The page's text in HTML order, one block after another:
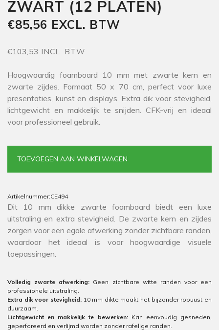
ZWART (12 PLATEN)
€85,56 EXCL. BTW
€103,53 INCL. BTW
Hoogwaardig foamboard 10 mm met zwarte kern en
zwarte zijdes. Formaat 50 x 70 cm, perfect voor luxe
presentaties, kunst en displays. Extra dik voor stevigheid,
lichtgewicht en makkelijk te snijden. CFK-vrij en ideaal
voor professioneel gebruik.
TOEVOEGEN AAN WINKELWAGEN
Artikelnummer:CE494
Dit 10 mm dikke zwarte foamboard biedt een luxe
uitstraling en extra stevigheid. De zwarte kern en zijdes
zorgen voor een egale afwerking zonder zichtbare randen,
waardoor het ideaal is voor hoogwaardige visuele
toepassingen.
Volledig zwarte afwerking: Geen zichtbare witte randen voor een
professionele uitstraling.
Extra dik voor stevigheid:10 mm dikte maakt het bijzonder robuust en
duurzaam.
Lichtgewicht en makkelijk te bewerken:Kan eenvoudig gesneden,
geperforeerd en verlijmd worden zonder rafelige randen.